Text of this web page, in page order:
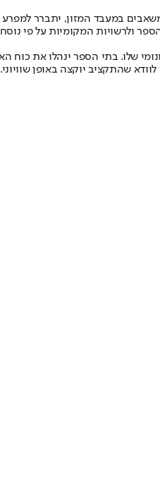
במעבד המזון, יתברר
ולרשויות המקומיות על פי
שלו. בתי הספר ינהלו את כוח
שהתקציב יוקצה באופן שוויוני.